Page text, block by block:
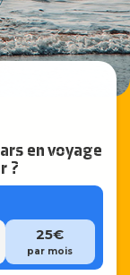
en voyage
?
25€
par mois